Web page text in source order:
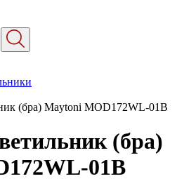
(бра) Maytoni MOD172WL-01B
(бра)
01B